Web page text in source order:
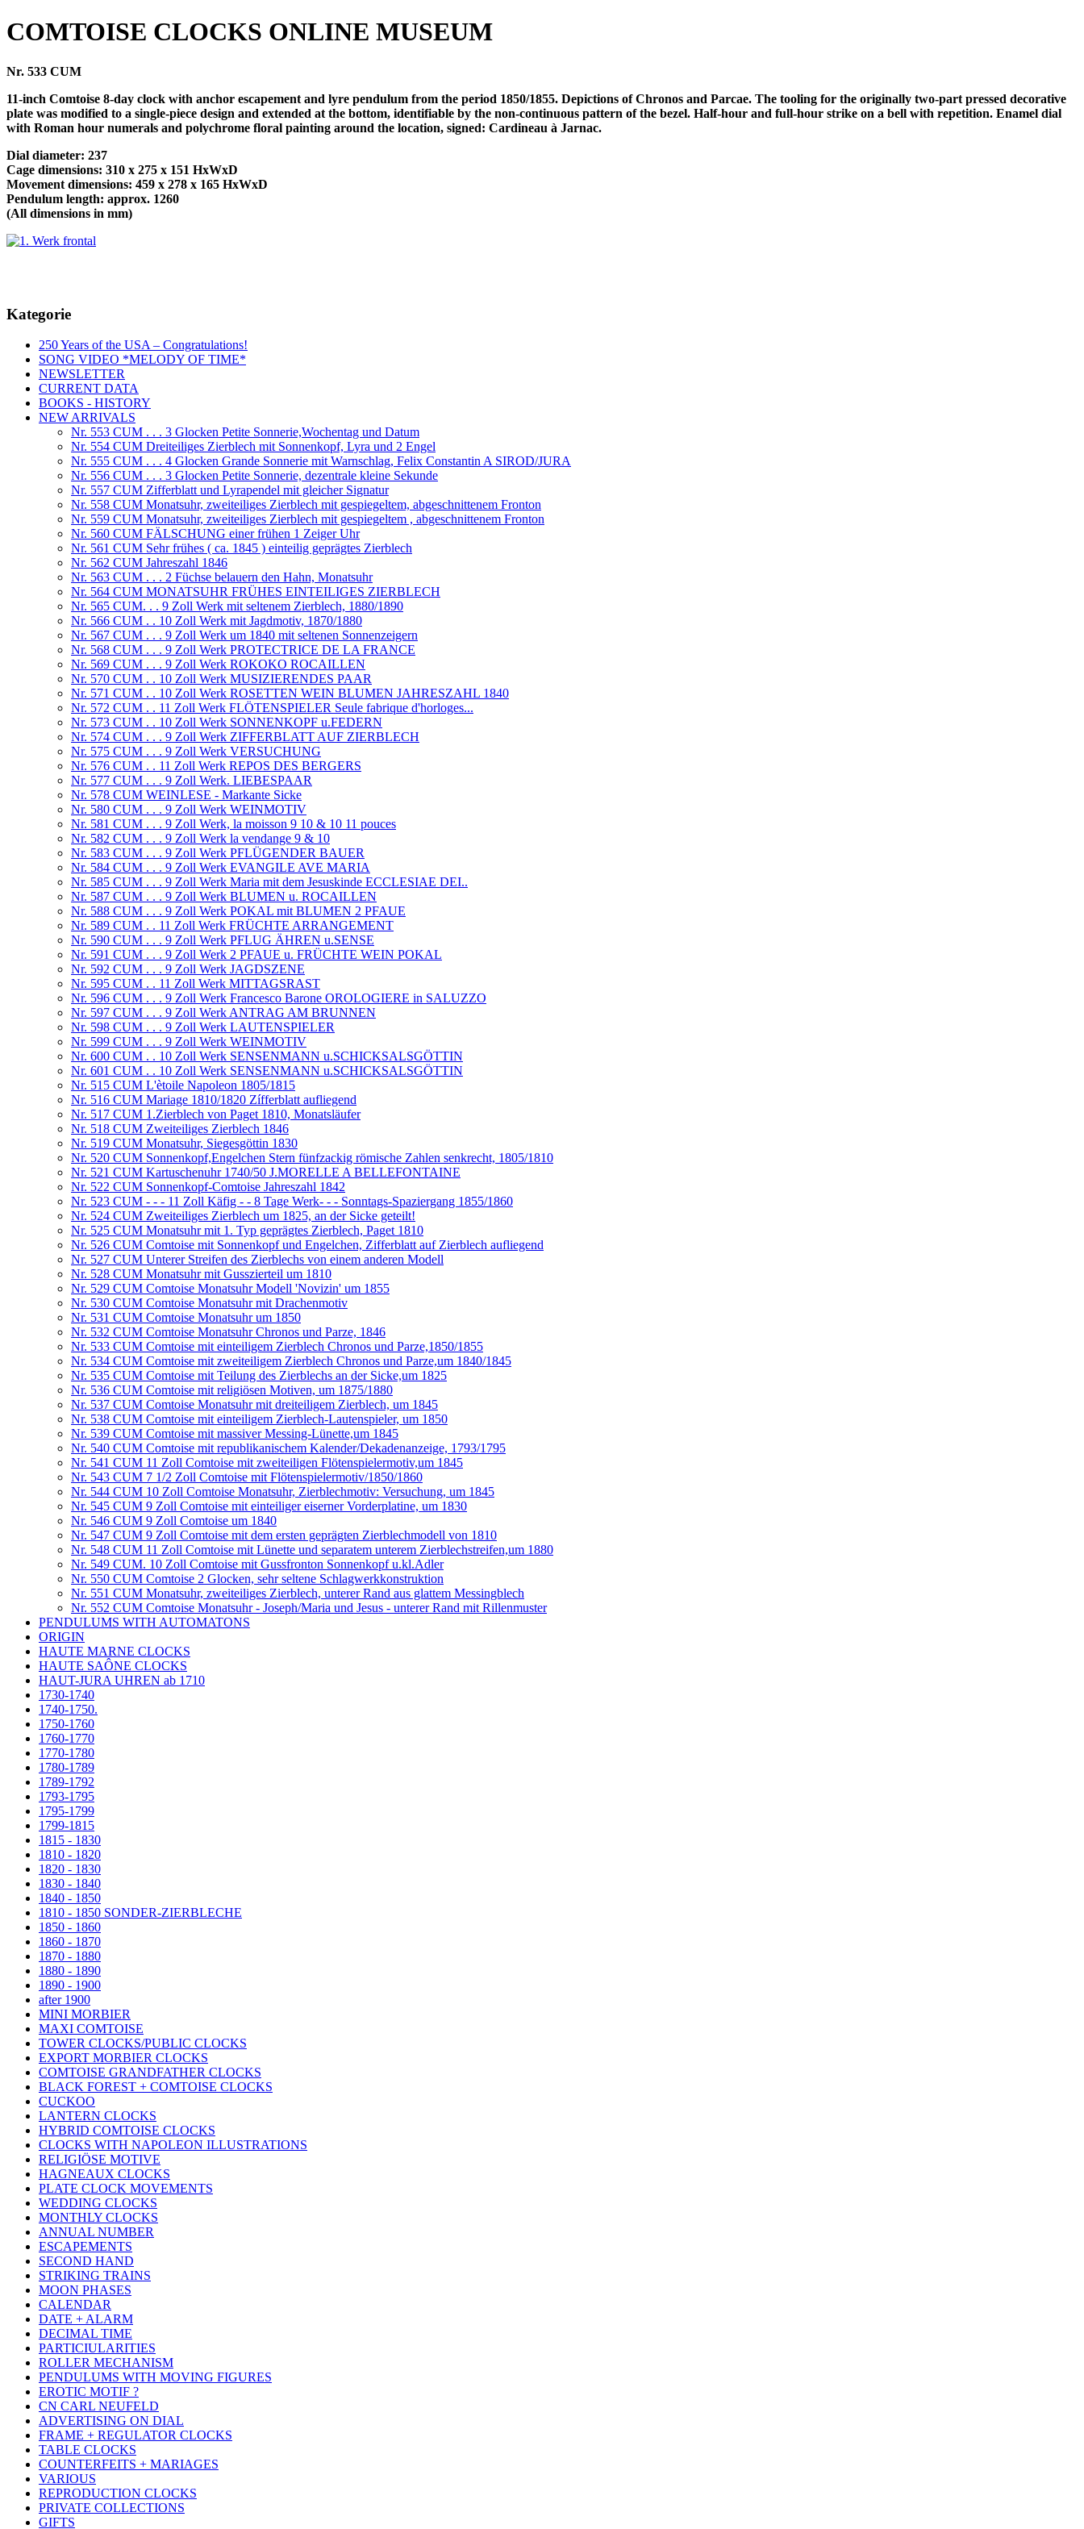
COMTOISE CLOCKS ONLINE MUSEUM
Nr. 533 CUM
11-inch Comtoise 8-day clock with anchor escapement and lyre pendulum from the period 1850/1855. Depictions of Chronos and Parcae. The tooling for the originally two-part pressed decorative
plate was modified to a single-piece design and extended at the bottom, identifiable by the non-continuous pattern of the bezel. Half-hour and full-hour strike on a bell with repetition. Enamel dial
with Roman hour numerals and polychrome floral painting around the location, signed: Cardineau à Jarnac.
Dial diameter: 237
Cage dimensions: 310 x 275 x 151 HxWxD
Movement dimensions: 459 x 278 x 165 HxWxD
Pendulum length: approx. 1260
(All dimensions in mm)
Kategorie
250 Years of the USA – Congratulations!
SONG VIDEO *MELODY OF TIME*
NEWSLETTER
CURRENT DATA
BOOKS - HISTORY
NEW ARRIVALS
Nr. 553 CUM . . . 3 Glocken Petite Sonnerie,Wochentag und Datum
Nr. 554 CUM Dreiteiliges Zierblech mit Sonnenkopf, Lyra und 2 Engel
Nr. 555 CUM . . . 4 Glocken Grande Sonnerie mit Warnschlag, Felix Constantin A SIROD/JURA
Nr. 556 CUM . . . 3 Glocken Petite Sonnerie, dezentrale kleine Sekunde
Nr. 557 CUM Zifferblatt und Lyrapendel mit gleicher Signatur
Nr. 558 CUM Monatsuhr, zweiteiliges Zierblech mit gespiegeltem, abgeschnittenem Fronton
Nr. 559 CUM Monatsuhr, zweiteiliges Zierblech mit gespiegeltem , abgeschnittenem Fronton
Nr. 560 CUM FÄLSCHUNG einer frühen 1 Zeiger Uhr
Nr. 561 CUM Sehr frühes ( ca. 1845 ) einteilig geprägtes Zierblech
Nr. 562 CUM Jahreszahl 1846
Nr. 563 CUM . . . 2 Füchse belauern den Hahn, Monatsuhr
Nr. 564 CUM MONATSUHR FRÜHES EINTEILIGES ZIERBLECH
Nr. 565 CUM. . . 9 Zoll Werk mit seltenem Zierblech, 1880/1890
Nr. 566 CUM . . 10 Zoll Werk mit Jagdmotiv, 1870/1880
Nr. 567 CUM . . . 9 Zoll Werk um 1840 mit seltenen Sonnenzeigern
Nr. 568 CUM . . . 9 Zoll Werk PROTECTRICE DE LA FRANCE
Nr. 569 CUM . . . 9 Zoll Werk ROKOKO ROCAILLEN
Nr. 570 CUM . . 10 Zoll Werk MUSIZIERENDES PAAR
Nr. 571 CUM . . 10 Zoll Werk ROSETTEN WEIN BLUMEN JAHRESZAHL 1840
Nr. 572 CUM . . 11 Zoll Werk FLÖTENSPIELER Seule fabrique d'horloges...
Nr. 573 CUM . . 10 Zoll Werk SONNENKOPF u.FEDERN
Nr. 574 CUM . . . 9 Zoll Werk ZIFFERBLATT AUF ZIERBLECH
Nr. 575 CUM . . . 9 Zoll Werk VERSUCHUNG
Nr. 576 CUM . . 11 Zoll Werk REPOS DES BERGERS
Nr. 577 CUM . . . 9 Zoll Werk. LIEBESPAAR
Nr. 578 CUM WEINLESE - Markante Sicke
Nr. 580 CUM . . . 9 Zoll Werk WEINMOTIV
Nr. 581 CUM . . . 9 Zoll Werk, la moisson 9 10 & 10 11 pouces
Nr. 582 CUM . . . 9 Zoll Werk la vendange 9 & 10
Nr. 583 CUM . . . 9 Zoll Werk PFLÜGENDER BAUER
Nr. 584 CUM . . . 9 Zoll Werk EVANGILE AVE MARIA
Nr. 585 CUM . . . 9 Zoll Werk Maria mit dem Jesuskinde ECCLESIAE DEI..
Nr. 587 CUM . . . 9 Zoll Werk BLUMEN u. ROCAILLEN
Nr. 588 CUM . . . 9 Zoll Werk POKAL mit BLUMEN 2 PFAUE
Nr. 589 CUM . . 11 Zoll Werk FRÜCHTE ARRANGEMENT
Nr. 590 CUM . . . 9 Zoll Werk PFLUG ÄHREN u.SENSE
Nr. 591 CUM . . . 9 Zoll Werk 2 PFAUE u. FRÜCHTE WEIN POKAL
Nr. 592 CUM . . . 9 Zoll Werk JAGDSZENE
Nr. 595 CUM . . 11 Zoll Werk MITTAGSRAST
Nr. 596 CUM . . . 9 Zoll Werk Francesco Barone OROLOGIERE in SALUZZO
Nr. 597 CUM . . . 9 Zoll Werk ANTRAG AM BRUNNEN
Nr. 598 CUM . . . 9 Zoll Werk LAUTENSPIELER
Nr. 599 CUM . . . 9 Zoll Werk WEINMOTIV
Nr. 600 CUM . . 10 Zoll Werk SENSENMANN u.SCHICKSALSGÖTTIN
Nr. 601 CUM . . 10 Zoll Werk SENSENMANN u.SCHICKSALSGÖTTIN
Nr. 515 CUM L'ètoile Napoleon 1805/1815
Nr. 516 CUM Mariage 1810/1820 Zífferblatt aufliegend
Nr. 517 CUM 1.Zierblech von Paget 1810, Monatsläufer
Nr. 518 CUM Zweiteiliges Zierblech 1846
Nr. 519 CUM Monatsuhr, Siegesgöttin 1830
Nr. 520 CUM Sonnenkopf,Engelchen Stern fünfzackig römische Zahlen senkrecht, 1805/1810
Nr. 521 CUM Kartuschenuhr 1740/50 J.MORELLE A BELLEFONTAINE
Nr. 522 CUM Sonnenkopf-Comtoise Jahreszahl 1842
Nr. 523 CUM - - - 11 Zoll Käfig - - 8 Tage Werk- - - Sonntags-Spaziergang 1855/1860
Nr. 524 CUM Zweiteiliges Zierblech um 1825, an der Sicke geteilt!
Nr. 525 CUM Monatsuhr mit 1. Typ geprägtes Zierblech, Paget 1810
Nr. 526 CUM Comtoise mit Sonnenkopf und Engelchen, Zifferblatt auf Zierblech aufliegend
Nr. 527 CUM Unterer Streifen des Zierblechs von einem anderen Modell
Nr. 528 CUM Monatsuhr mit Gusszierteil um 1810
Nr. 529 CUM Comtoise Monatsuhr Modell 'Novizin' um 1855
Nr. 530 CUM Comtoise Monatsuhr mit Drachenmotiv
Nr. 531 CUM Comtoise Monatsuhr um 1850
Nr. 532 CUM Comtoise Monatsuhr Chronos und Parze, 1846
Nr. 533 CUM Comtoise mit einteiligem Zierblech Chronos und Parze,1850/1855
Nr. 534 CUM Comtoise mit zweiteiligem Zierblech Chronos und Parze,um 1840/1845
Nr. 535 CUM Comtoise mit Teilung des Zierblechs an der Sicke,um 1825
Nr. 536 CUM Comtoise mit religiösen Motiven, um 1875/1880
Nr. 537 CUM Comtoise Monatsuhr mit dreiteiligem Zierblech, um 1845
Nr. 538 CUM Comtoise mit einteiligem Zierblech-Lautenspieler, um 1850
Nr. 539 CUM Comtoise mit massiver Messing-Lünette,um 1845
Nr. 540 CUM Comtoise mit republikanischem Kalender/Dekadenanzeige, 1793/1795
Nr. 541 CUM 11 Zoll Comtoise mit zweiteiligen Flötenspielermotiv,um 1845
Nr. 543 CUM 7 1/2 Zoll Comtoise mit Flötenspielermotiv/1850/1860
Nr. 544 CUM 10 Zoll Comtoise Monatsuhr, Zierblechmotiv: Versuchung, um 1845
Nr. 545 CUM 9 Zoll Comtoise mit einteiliger eiserner Vorderplatine, um 1830
Nr. 546 CUM 9 Zoll Comtoise um 1840
Nr. 547 CUM 9 Zoll Comtoise mit dem ersten geprägten Zierblechmodell von 1810
Nr. 548 CUM 11 Zoll Comtoise mit Lünette und separatem unterem Zierblechstreifen,um 1880
Nr. 549 CUM. 10 Zoll Comtoise mit Gussfronton Sonnenkopf u.kl.Adler
Nr. 550 CUM Comtoise 2 Glocken, sehr seltene Schlagwerkkonstruktion
Nr. 551 CUM Monatsuhr, zweiteiliges Zierblech, unterer Rand aus glattem Messingblech
Nr. 552 CUM Comtoise Monatsuhr - Joseph/Maria und Jesus - unterer Rand mit Rillenmuster
PENDULUMS WITH AUTOMATONS
ORIGIN
HAUTE MARNE CLOCKS
HAUTE SAÔNE CLOCKS
HAUT-JURA UHREN ab 1710
1730-1740
1740-1750.
1750-1760
1760-1770
1770-1780
1780-1789
1789-1792
1793-1795
1795-1799
1799-1815
1815 - 1830
1810 - 1820
1820 - 1830
1830 - 1840
1840 - 1850
1810 - 1850 SONDER-ZIERBLECHE
1850 - 1860
1860 - 1870
1870 - 1880
1880 - 1890
1890 - 1900
after 1900
MINI MORBIER
MAXI COMTOISE
TOWER CLOCKS/PUBLIC CLOCKS
EXPORT MORBIER CLOCKS
COMTOISE GRANDFATHER CLOCKS
BLACK FOREST + COMTOISE CLOCKS
CUCKOO
LANTERN CLOCKS
HYBRID COMTOISE CLOCKS
CLOCKS WITH NAPOLEON ILLUSTRATIONS
RELIGIÖSE MOTIVE
HAGNEAUX CLOCKS
PLATE CLOCK MOVEMENTS
WEDDING CLOCKS
MONTHLY CLOCKS
ANNUAL NUMBER
ESCAPEMENTS
SECOND HAND
STRIKING TRAINS
MOON PHASES
CALENDAR
DATE + ALARM
DECIMAL TIME
PARTICIULARITIES
ROLLER MECHANISM
PENDULUMS WITH MOVING FIGURES
EROTIC MOTIF ?
CN CARL NEUFELD
ADVERTISING ON DIAL
FRAME + REGULATOR CLOCKS
TABLE CLOCKS
COUNTERFEITS + MARIAGES
VARIOUS
REPRODUCTION CLOCKS
PRIVATE COLLECTIONS
GIFTS